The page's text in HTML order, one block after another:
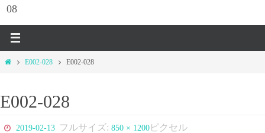
ス
プ
08
ホ
E002-028 E002-028
E002-028
2019-02-13 フルサイズ:850 × 1200 ピクセル